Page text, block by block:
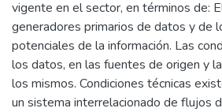
vigente en el sector, en términos de:
generadores primarios de datos y de
potenciales de la información. Las
los datos, en las fuentes de origen y
los mismos. Condiciones técnicas
un sistema interrelacionado de flujos